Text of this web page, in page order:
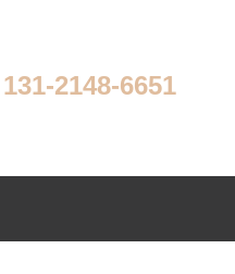
131-2148-6651